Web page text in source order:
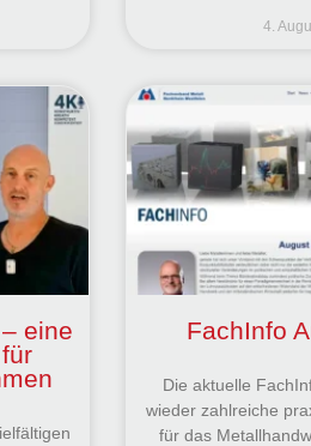
4.
eine
FachInfo
Die aktuelle
wieder zahlreiche
für das